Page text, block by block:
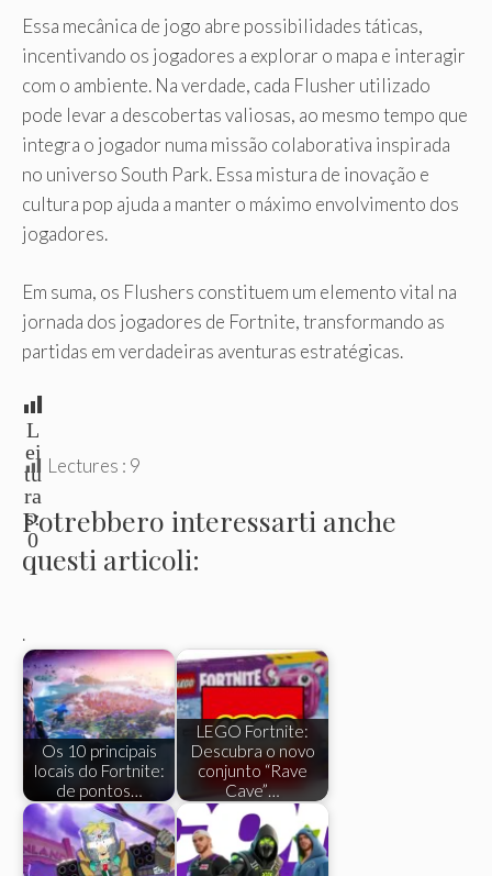
Essa mecânica de jogo abre possibilidades táticas,
incentivando os jogadores a explorar o mapa e interagir
com o ambiente. Na verdade, cada Flusher utilizado
pode levar a descobertas valiosas, ao mesmo tempo que
integra o jogador numa missão colaborativa inspirada
no universo South Park. Essa mistura de inovação e
cultura pop ajuda a manter o máximo envolvimento dos
jogadores.
Em suma, os Flushers constituem um elemento vital na
jornada dos jogadores de Fortnite, transformando as
partidas em verdadeiras aventuras estratégicas.
L
ei
tu
ra
s:
0
Lectures : 9
Potrebbero interessarti anche
questi articoli:
.
Os 10 principais
locais do Fortnite:
de pontos…
LEGO Fortnite:
Descubra o novo
conjunto “Rave
Cave”…